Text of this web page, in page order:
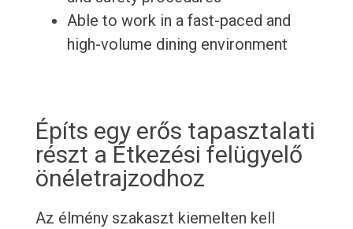
Able to work in a fast-paced and
high-volume dining environment
Építs egy erős tapasztalati
részt a Étkezési felügyelő
önéletrajzodhoz
Az élmény szakaszt kiemelten kell